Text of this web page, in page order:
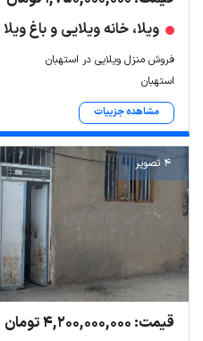
ویلا، خانه ویلایی و باغ ویلا
فروش منزل ویلایی در استهبان
استهبان
مشاهده جزییات
4 تصویر
قیمت: 4,200,000,000 تومان